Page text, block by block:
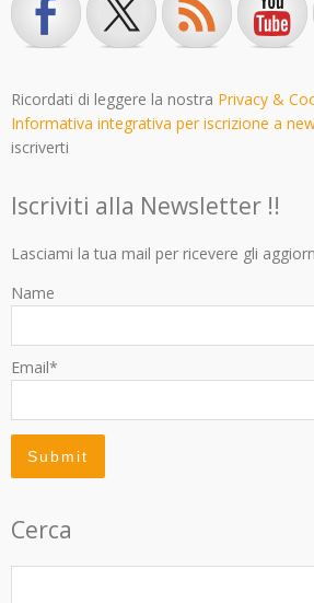
Ricordati di leggere la nostra Privacy &
Informativa integrativa per iscrizione a
iscriverti
Iscriviti alla Newsletter !!
Lasciami la tua mail per ricevere gli
Name
Email*
Cerca